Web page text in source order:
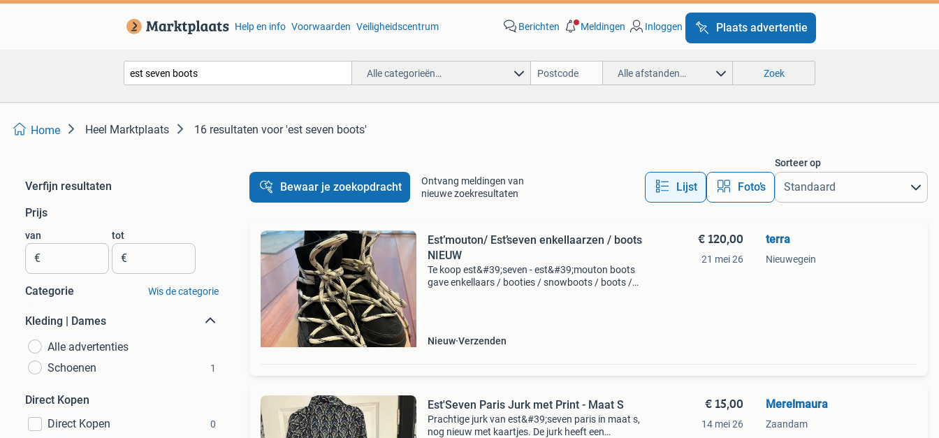
Help en info Voorwaarden Veiligheidscentrum Berichten Meldingen Inloggen Plaats advertentie
Alle categorieën… Alle afstanden… Zoek
Home Heel Marktplaats 16 resultaten voor 'est seven boots'
Verfijn resultaten
Prijs
van
€
tot
€
Categorie Wis de categorie
Kleding | Dames
Alle advertenties
Schoenen
1
Direct Kopen
Direct Kopen
0
Bewaar je zoekopdracht
Ontvang meldingen van
nieuwe zoekresultaten
Lijst Foto’s
Sorteer op
Est’mouton/ Est’seven enkellaarzen / boots
NIEUW
Te koop est&#39;seven - est&#39;mouton boots
gave enkellaars / booties / snowboots / boots /
Nieuw Verzenden
€ 120,00
21 mei 26
terra
Nieuwegein
Est'Seven Paris Jurk met Print - Maat S
Prachtige jurk van est&#39;seven paris in maat s,
nog nieuw met kaartjes. De jurk heeft een
€ 15,00
14 mei 26
Merelmaura
Zaandam